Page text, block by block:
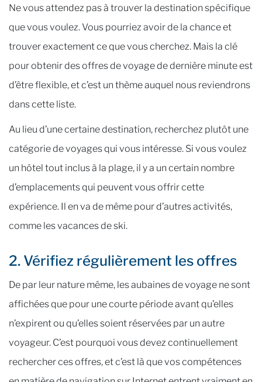
Ne vous attendez pas à trouver la destination spécifique
que vous voulez. Vous pourriez avoir de la chance et
trouver exactement ce que vous cherchez. Mais la clé
pour obtenir des offres de voyage de dernière minute est
d’être flexible, et c’est un thème auquel nous reviendrons
dans cette liste.
Au lieu d’une certaine destination, recherchez plutôt une
catégorie de voyages qui vous intéresse. Si vous voulez
un hôtel tout inclus à la plage, il y a un certain nombre
d’emplacements qui peuvent vous offrir cette
expérience. Il en va de même pour d’autres activités,
comme les vacances de ski.
2. Vérifiez régulièrement les offres
De par leur nature même, les aubaines de voyage ne sont
affichées que pour une courte période avant qu’elles
n’expirent ou qu’elles soient réservées par un autre
voyageur. C’est pourquoi vous devez continuellement
rechercher ces offres, et c’est là que vos compétences